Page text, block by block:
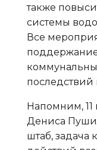
также
системы
Все
Напомним,
Дениса
штаб, задача